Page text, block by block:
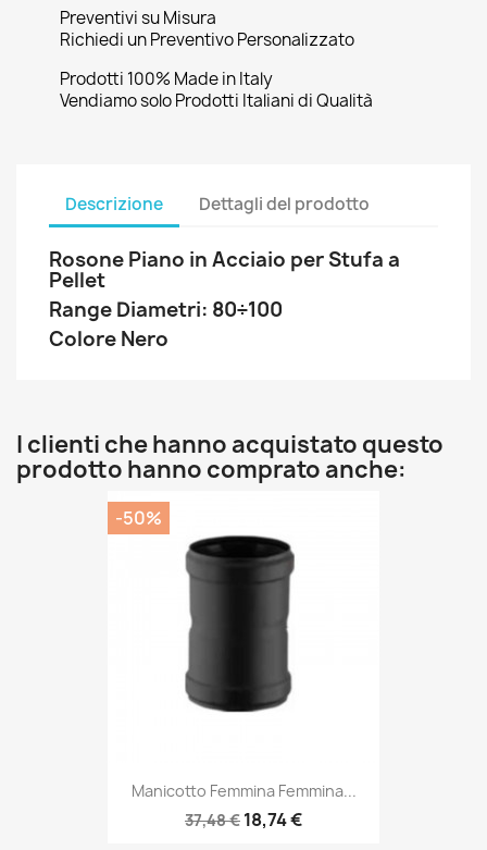
Preventivi su Misura
Richiedi un Preventivo Personalizzato
Prodotti 100% Made in Italy
Vendiamo solo Prodotti Italiani di Qualità
Descrizione Dettagli del prodotto
Rosone Piano in Acciaio per Stufa a
Pellet
Range Diametri: 80÷100
Colore Nero
I clienti che hanno acquistato questo
prodotto hanno comprato anche:
Manicotto Femmina Femmina...
37,48 € 18,74 €
-50%